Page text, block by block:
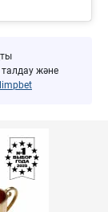
және